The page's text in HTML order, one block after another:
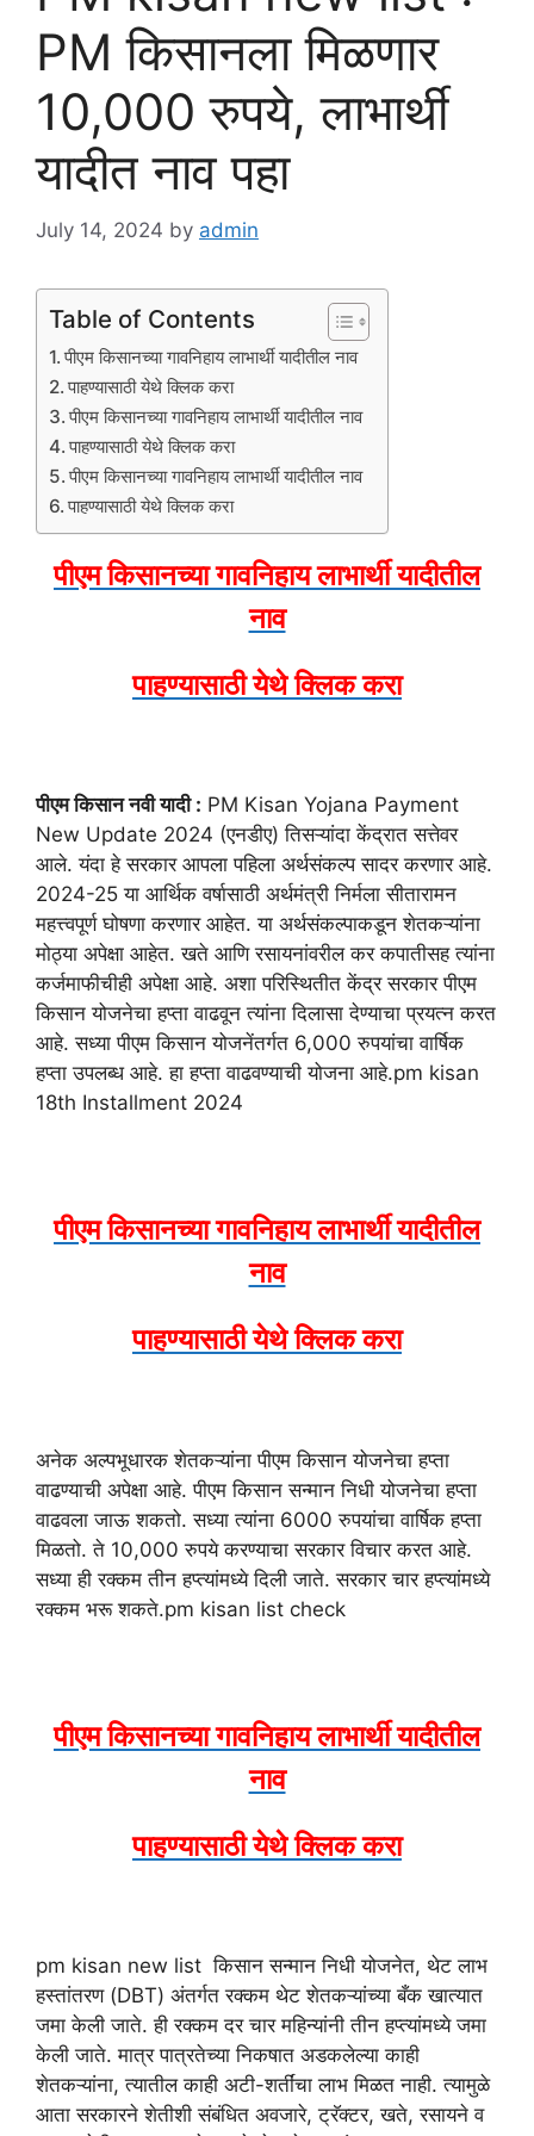
PM किसानला मिळणार
10,000 रुपये, लाभार्थी
यादीत नाव पहा
July 14, 2024 by admin
Table of Contents
पीएम किसानच्या गावनिहाय लाभार्थी यादीतील नाव
पाहण्यासाठी येथे क्लिक करा
पीएम किसानच्या गावनिहाय लाभार्थी यादीतील नाव
पाहण्यासाठी येथे क्लिक करा
पीएम किसानच्या गावनिहाय लाभार्थी यादीतील नाव
पाहण्यासाठी येथे क्लिक करा
पीएम किसानच्या गावनिहाय लाभार्थी यादीतील
नाव
पाहण्यासाठी येथे क्लिक करा
पीएम किसान नवी यादी : PM Kisan Yojana Payment
New Update 2024 (एनडीए) तिसऱ्यांदा केंद्रात सत्तेवर
आले. यंदा हे सरकार आपला पहिला अर्थसंकल्प सादर करणार आहे.
2024-25 या आर्थिक वर्षासाठी अर्थमंत्री निर्मला सीतारामन
महत्त्वपूर्ण घोषणा करणार आहेत. या अर्थसंकल्पाकडून शेतकऱ्यांना
मोठ्या अपेक्षा आहेत. खते आणि रसायनांवरील कर कपातीसह त्यांना
कर्जमाफीचीही अपेक्षा आहे. अशा परिस्थितीत केंद्र सरकार पीएम
किसान योजनेचा हप्ता वाढवून त्यांना दिलासा देण्याचा प्रयत्न करत
आहे. सध्या पीएम किसान योजनेंतर्गत 6,000 रुपयांचा वार्षिक
हप्ता उपलब्ध आहे. हा हप्ता वाढवण्याची योजना आहे.pm kisan
18th Installment 2024
पीएम किसानच्या गावनिहाय लाभार्थी यादीतील
नाव
पाहण्यासाठी येथे क्लिक करा
अनेक अल्पभूधारक शेतकऱ्यांना पीएम किसान योजनेचा हप्ता
वाढण्याची अपेक्षा आहे. पीएम किसान सन्मान निधी योजनेचा हप्ता
वाढवला जाऊ शकतो. सध्या त्यांना 6000 रुपयांचा वार्षिक हप्ता
मिळतो. ते 10,000 रुपये करण्याचा सरकार विचार करत आहे.
सध्या ही रक्कम तीन हप्त्यांमध्ये दिली जाते. सरकार चार हप्त्यांमध्ये
रक्कम भरू शकते.pm kisan list check
पीएम किसानच्या गावनिहाय लाभार्थी यादीतील
नाव
पाहण्यासाठी येथे क्लिक करा
pm kisan new list किसान सन्मान निधी योजनेत, थेट लाभ
हस्तांतरण (DBT) अंतर्गत रक्कम थेट शेतकऱ्यांच्या बँक खात्यात
जमा केली जाते. ही रक्कम दर चार महिन्यांनी तीन हप्त्यांमध्ये जमा
केली जाते. मात्र पात्रतेच्या निकषात अडकलेल्या काही
शेतकऱ्यांना, त्यातील काही अटी-शर्तींचा लाभ मिळत नाही. त्यामुळे
आता सरकारने शेतीशी संबंधित अवजारे, ट्रॅक्टर, खते, रसायने व